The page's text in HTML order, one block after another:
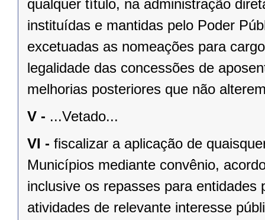
qualquer título, na administração
instituídas e mantidas pelo Poder
excetuadas as nomeações para
legalidade das concessões de
melhorias posteriores que não
V - ...Vetado...
VI - fiscalizar a aplicação de
Municípios mediante convênio,
inclusive os repasses para
atividades de relevante interesse